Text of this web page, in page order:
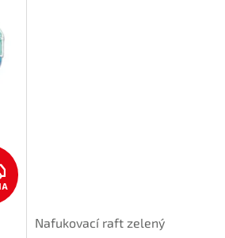
Z
D
Nafukovací raft zelený